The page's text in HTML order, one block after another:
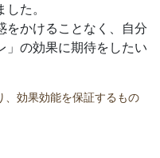
た。
をかけることなく、自分
」の効果に期待をしたい
効果効能を保証するもの